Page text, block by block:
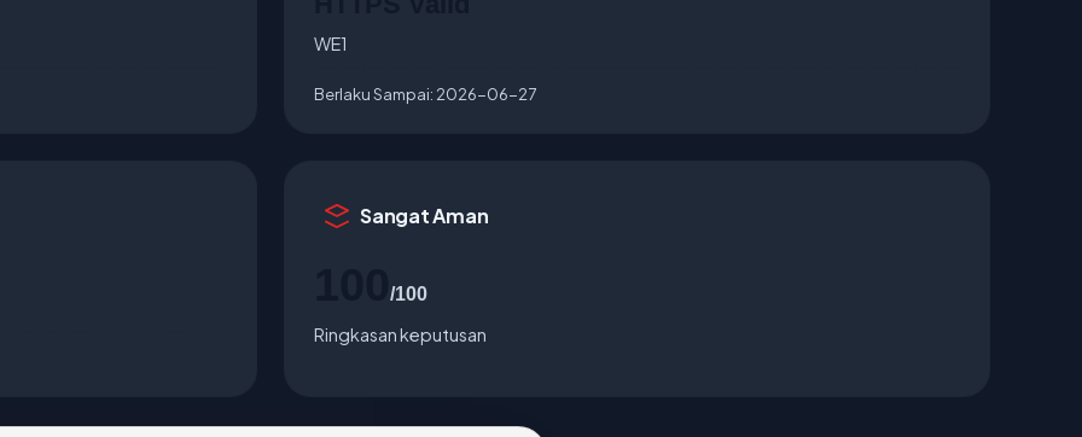
WE1
Berlaku Sampai: 2026-06-27
Sangat Aman
/100
Ringkasan keputusan